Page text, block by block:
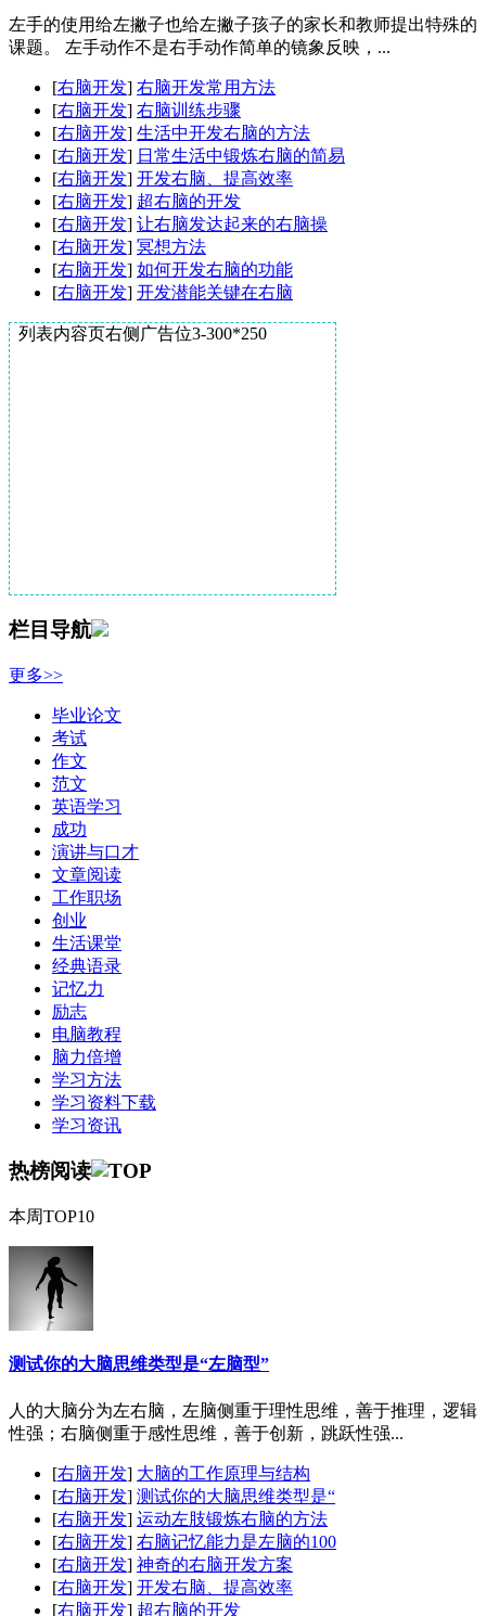
左手的使用给左撇子也给左撇子孩子的家长和教师提出特殊的
课题。 左手动作不是右手动作简单的镜象反映，...
[右脑开发] 右脑开发常用方法
[右脑开发] 右脑训练步骤
[右脑开发] 生活中开发右脑的方法
[右脑开发] 日常生活中锻炼右脑的简易
[右脑开发] 开发右脑、提高效率
[右脑开发] 超右脑的开发
[右脑开发] 让右脑发达起来的右脑操
[右脑开发] 冥想方法
[右脑开发] 如何开发右脑的功能
[右脑开发] 开发潜能关键在右脑
列表内容页右侧广告位3-300*250
栏目导航
更多>>
毕业论文
考试
作文
范文
英语学习
成功
演讲与口才
文章阅读
工作职场
创业
生活课堂
经典语录
记忆力
励志
电脑教程
脑力倍增
学习方法
学习资料下载
学习资讯
热榜阅读
本周TOP10
测试你的大脑思维类型是“左脑型”
人的大脑分为左右脑，左脑侧重于理性思维，善于推理，逻辑
性强；右脑侧重于感性思维，善于创新，跳跃性强...
[右脑开发] 大脑的工作原理与结构
[右脑开发] 测试你的大脑思维类型是“
[右脑开发] 运动左肢锻炼右脑的方法
[右脑开发] 右脑记忆能力是左脑的100
[右脑开发] 神奇的右脑开发方案
[右脑开发] 开发右脑、提高效率
[右脑开发] 超右脑的开发